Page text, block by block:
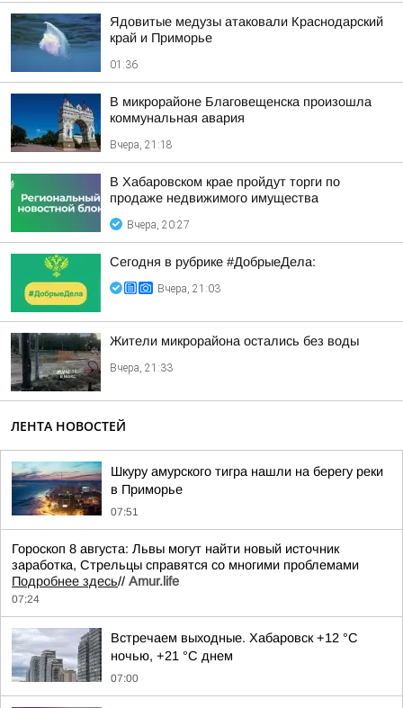
Ядовитые медузы атаковали Краснодарский
край и Приморье
01:36
В микрорайоне Благовещенска произошла
коммунальная авария
Вчера, 21:18
В Хабаровском крае пройдут торги по
продаже недвижимого имущества
Вчера, 20:27
Сегодня в рубрике #ДобрыеДела:
Вчера, 21:03
Жители микрорайона остались без воды
Вчера, 21:33
ЛЕНТА НОВОСТЕЙ
Шкуру амурского тигра нашли на берегу реки
в Приморье
07:51
Гороскоп 8 августа: Львы могут найти новый источник
заработка, Стрельцы справятся со многими проблемами
Подробнее здесь// Аmur.life
07:24
Встречаем выходные. Хабаровск +12 °C
ночью, +21 °C днем
07:00